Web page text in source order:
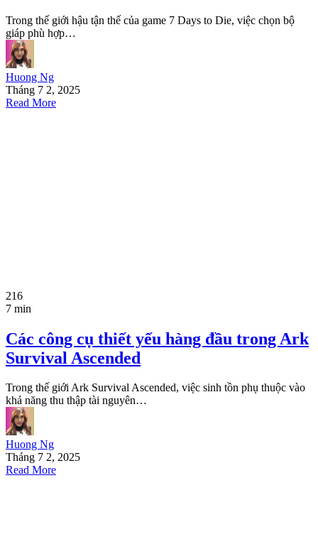
Trong thế giới hậu tận thế của game 7 Days to Die, việc chọn bộ
giáp phù hợp…
Huong Ng
Tháng 7 2, 2025
Read More
216
7 min
Các công cụ thiết yếu hàng đầu trong Ark
Survival Ascended
Trong thế giới Ark Survival Ascended, việc sinh tồn phụ thuộc vào
khả năng thu thập tài nguyên…
Huong Ng
Tháng 7 2, 2025
Read More